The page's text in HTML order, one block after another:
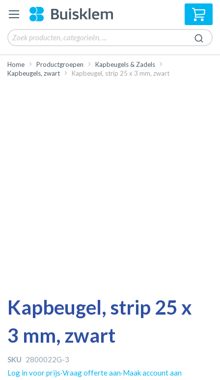
Home Productgroepen
Kapbeugels & Zadels
Kapbeugels, zwart
Kapbeugel, strip 25 x 3 mm, zwart
Kapbeugel, strip 25 x
3 mm, zwart
SKU 2800022G-3
Log in voor prijs·Vraag offerte aan·Maak account aan
naar
einde
van
afbeeldingen-
gallerij
naar
begin
van
afbeeldingen-
gallerij